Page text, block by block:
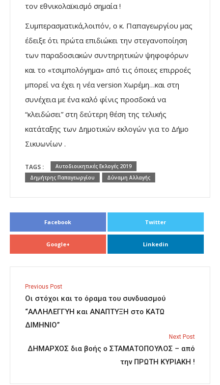
τον εθνικολαϊκισμό σημαία !
Συμπερασματικά,λοιπόν, ο κ. Παπαγεωργίου μας
έδειξε ότι πρώτα επιδιώκει την στεγανοποίηση
των παραδοσιακών συντηρητικών ψηφοφόρων
και το «τσιμπολόγημα» από τις όποιες επιρροές
μπορεί να έχει η νέα version Χωρέμη…και στη
συνέχεια με ένα καλό φίνις προσδοκά να
“κλειδώσει” στη δεύτερη θέση της τελικής
κατάταξης των Δημοτικών εκλογών για το Δήμο
Σικυωνίων .
TAGS :
Αυτοδιοικητικές Εκλογές 2019
Δημήτρης Παπαγεωργίου
Δύναμη Αλλαγής
Facebook Twitter
Google+ Linkedin
Previous Post
Οι στόχοι και το όραμα του συνδυασμού
“ΑΛΛΗΛΕΓΓΥΗ και ΑΝΑΠΤΥΞΗ στο ΚΑΤΩ
ΔΙΜΗΝΙΟ”
Next Post
ΔΗΜΑΡΧΟΣ δια βοής ο ΣΤΑΜΑΤΟΠΟΥΛΟΣ – από
την ΠΡΩΤΗ ΚΥΡΙΑΚΗ !